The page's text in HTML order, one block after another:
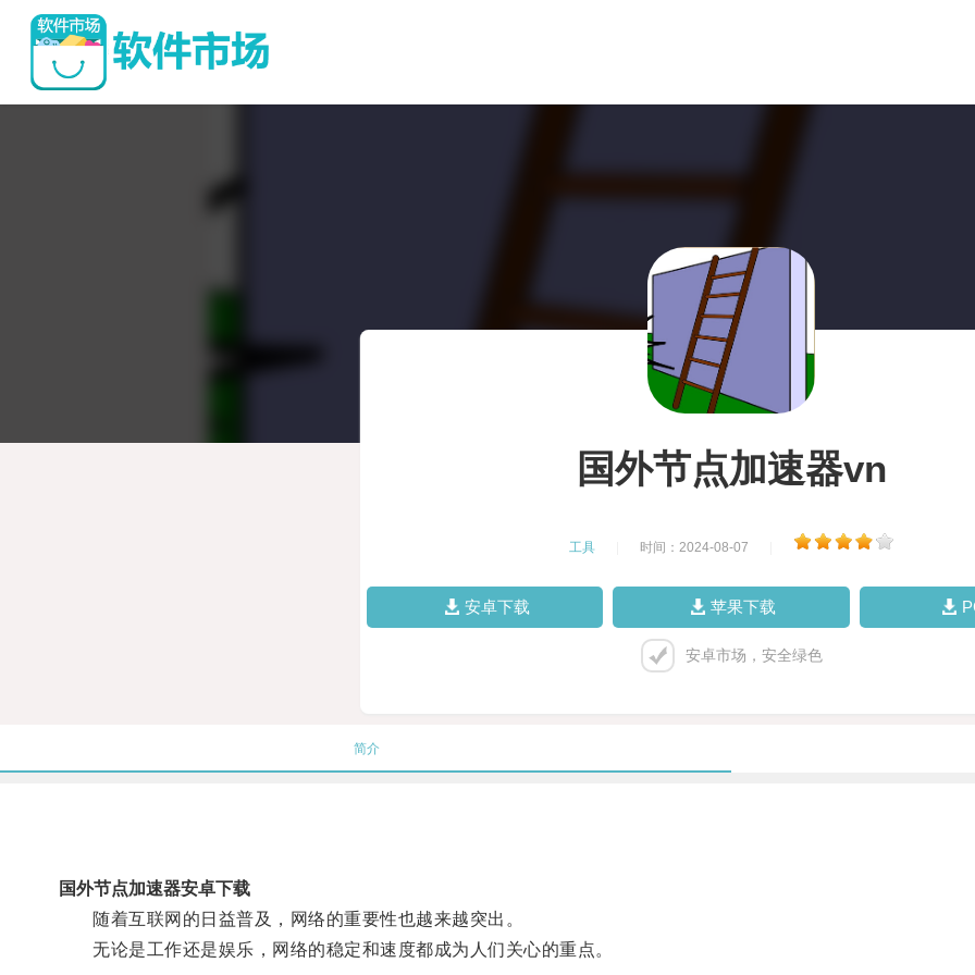
国外节点加速器vn
工具 时间：2024-08-07
安卓下载 苹果下载
安卓市场，安全绿色
简介
国外节点加速器安卓下载
随着互联网的日益普及，网络的重要性也越来越突出。
无论是工作还是娱乐，网络的稳定和速度都成为人们关心的重点。